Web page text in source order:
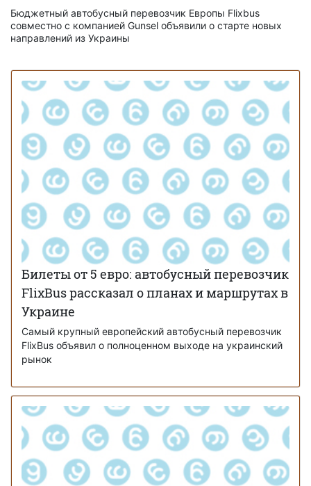
Бюджетный автобусный перевозчик Европы Flixbus
совместно с компанией Gunsel объявили о старте новых
направлений из Украины
Билеты от 5 евро: автобусный перевозчик
FlixBus рассказал о планах и маршрутах в
Украине
Самый крупный европейский автобусный перевозчик
FlixBus объявил о полноценном выходе на украинский
рынок